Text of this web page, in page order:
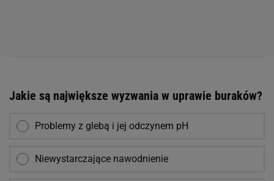
Jakie są największe wyzwania w uprawie buraków?
Problemy z glebą i jej odczynem pH
Niewystarczające nawodnienie